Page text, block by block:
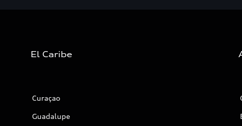
El Caribe
Curaçao
Guadalupe